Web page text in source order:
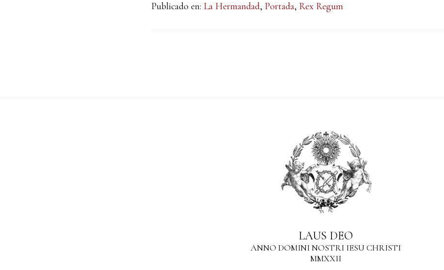
Publicado en: La Hermandad, Portada, Rex Regum
LAUS DEO
ANNO DOMINI NOSTRI IESU CHRISTI
MMXXII